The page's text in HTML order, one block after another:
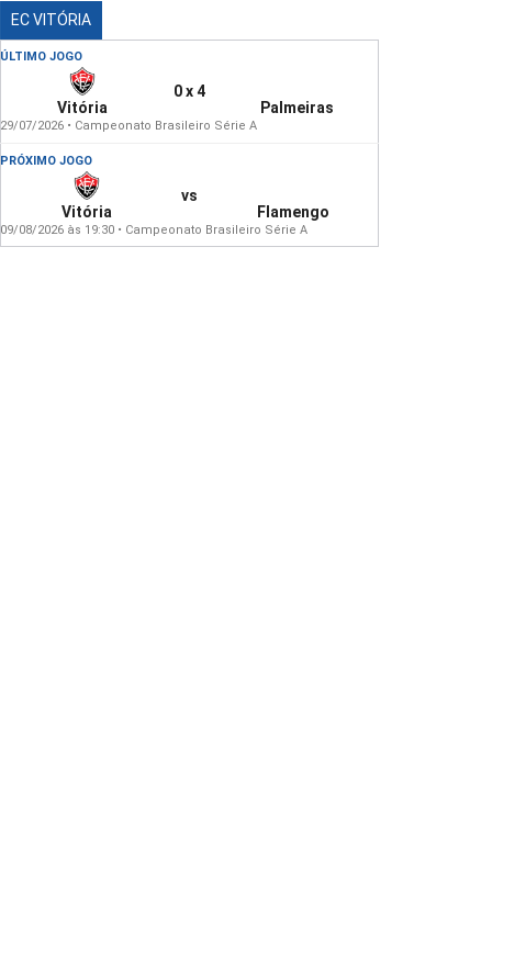
EC VITÓRIA
ÚLTIMO JOGO
Vitória
0 x 4
Palmeiras
29/07/2026 • Campeonato Brasileiro Série A
PRÓXIMO JOGO
Vitória
vs
Flamengo
09/08/2026 às 19:30 • Campeonato Brasileiro Série A